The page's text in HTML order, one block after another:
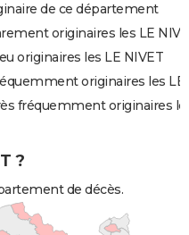
de ce département
originaires les LE
originaires les LE NIVET
originaires les LE
fréquemment originaires
?
de décès.